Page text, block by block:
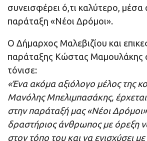
συνεισφέρει ό,τι καλύτερο, μέσα
παράταξη «Νέοι Δρόμοι».
Ο Δήμαρχος Μαλεβιζίου και
παράταξης Κώστας Μαμουλάκης
τόνισε:
«Ένα ακόμα αξιόλογο μέλος της
Μανόλης Μπελιμπασάκης,
στην παράταξή μας «Νέοι
δραστήριος άνθρωπος με όρεξη
στον τόπο του και να ενισχύσει με